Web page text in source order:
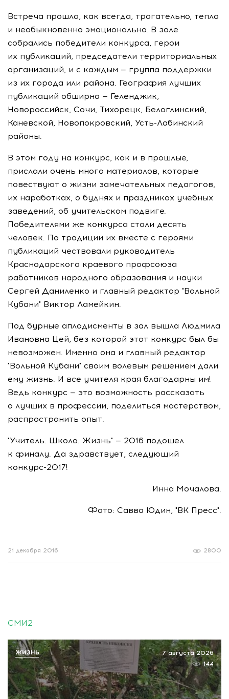
Встреча прошла, как всегда, трогательно, тепло
и необыкновенно эмоционально. В зале
собрались победители конкурса, герои
их публикаций, председатели территориальных
организаций, и с каждым — группа поддержки
из их города или района. География лучших
публикаций обширна — Геленджик,
Новороссийск, Сочи, Тихорецк, Белоглинский,
Каневской, Новопокровский, Усть-Лабинский
районы.
В этом году на конкурс, как и в прошлые,
прислали очень много материалов, которые
повествуют о жизни замечательных педагогов,
их наработках, о буднях и праздниках учебных
заведений, об учительском подвиге.
Победителями же конкурса стали десять
человек. По традиции их вместе с героями
публикаций чествовали руководитель
Краснодарского краевого профсоюза
работников народного образования и науки
Сергей Даниленко и главный редактор "Вольной
Кубани" Виктор Ламейкин.
Под бурные аплодисменты в зал вышла Людмила
Ивановна Цей, без которой этот конкурс был бы
невозможен. Именно она и главный редактор
"Вольной Кубани" своим волевым решением дали
ему жизнь. И все учителя края благодарны им!
Ведь конкурс — это возможность рассказать
о лучших в профессии, поделиться мастерством,
распространить опыт.
"Учитель. Школа. Жизнь" — 2016 подошел
к финалу. Да здравствует, следующий
конкурс-2017!
Инна Мочалова.
Фото: Савва Юдин, "ВК Пресс".
2800
21 декабря 2016
СМИ2
7 августа 2026
144
ЖИЗНЬ